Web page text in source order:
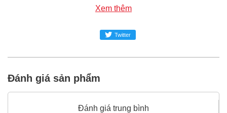
SUPER-MRO.COM cam kết:
Ổ cắm kéo dài có cổng USB công suất 2200W
MRO
Ổ cắm kéo dài có cổng USB công suất 2200W Lioa
3SN3A15W 3m100% chính hãng
Freeship toàn quốc đơn từ 3 triệu
Xem thêm
Twitter
Đánh giá sản phẩm
Đánh giá trung bình